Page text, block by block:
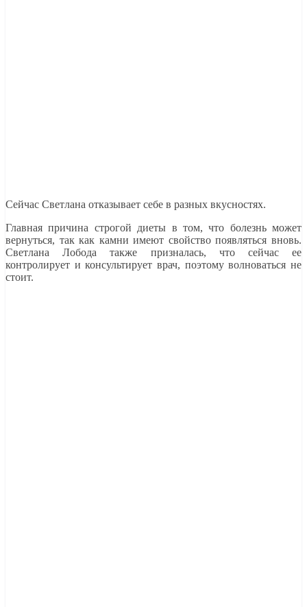
Сейчас Светлана отказывает себе в разных вкусностях.
Главная причина строгой диеты в том, что болезнь может
вернуться, так как камни имеют свойство появляться вновь.
Светлана Лобода также призналась, что сейчас ее
контролирует и консультирует врач, поэтому волноваться не
стоит.